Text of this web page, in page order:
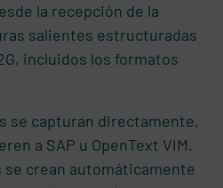
la recepción de la
salientes estructuradas
incluidos los formatos
se capturan directamente,
a SAP u OpenText VIM.
crean automáticamente